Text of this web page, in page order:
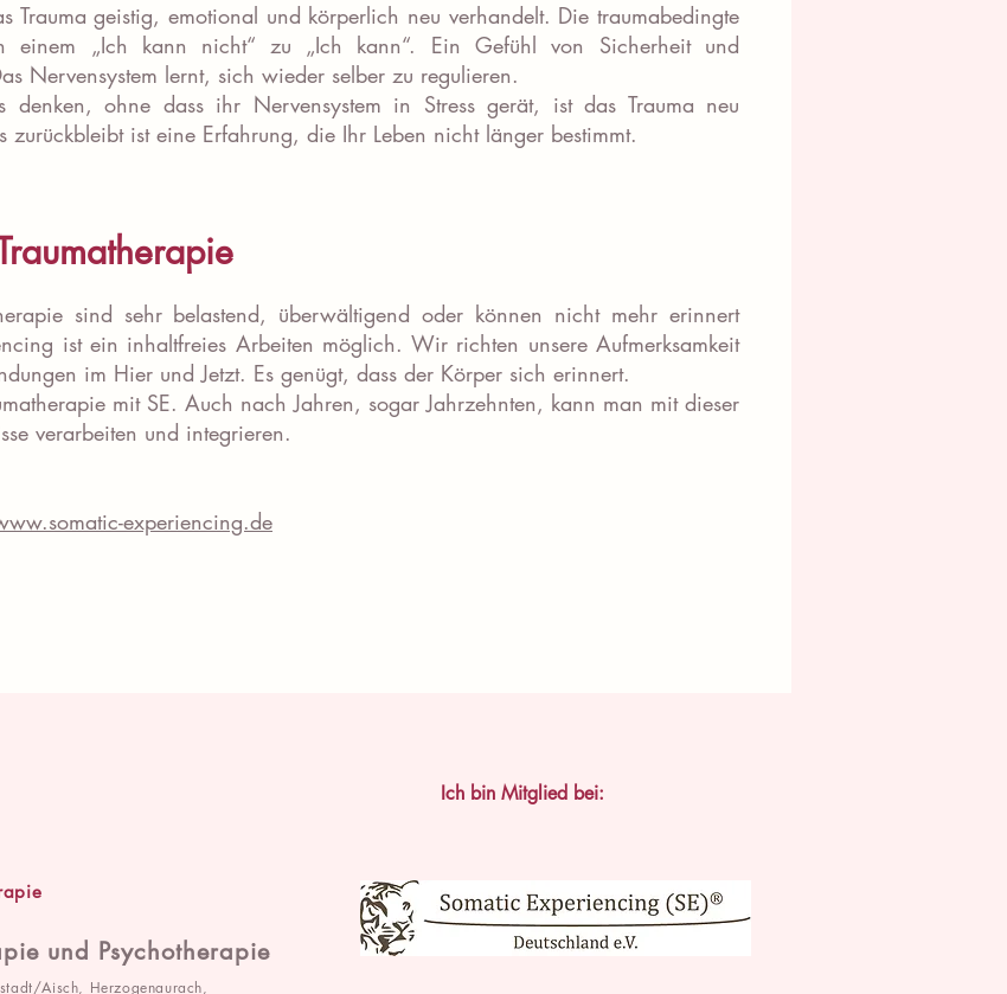
Trauma geistig, emotional und körperlich neu verhandelt. Die traumabedingte
einem „Ich kann nicht“ zu „Ich kann“. Ein Gefühl von Sicherheit und
Nervensystem lernt, sich wieder selber zu regulieren.
denken, ohne dass ihr Nervensystem in Stress gerät, ist das Trauma neu
ist eine Erfahrung, die Ihr Leben nicht länger bestimmt.
sind sehr belastend, überwältigend oder können nicht mehr erinnert
ist ein inhaltfreies Arbeiten möglich. Wir richten unsere Aufmerksamkeit
im Hier und Jetzt. Es genügt, dass der Körper sich erinnert.
mit SE. Auch nach Jahren, sogar Jahrzehnten, kann man mit dieser
verarbeiten und integrieren.
experiencing.de
und Psychotherapie
Aisch, Herzogenaurach,
Ich bin Mitglied bei: